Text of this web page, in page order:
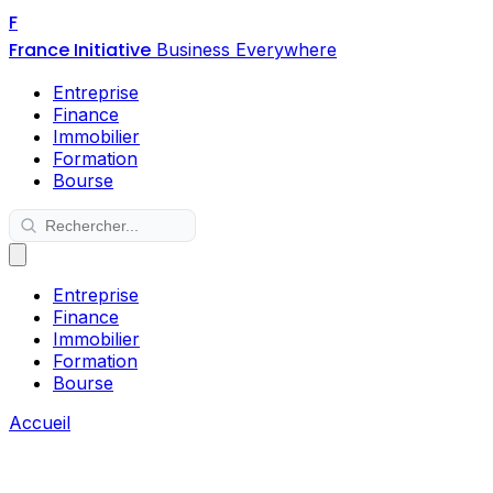
F
France Initiative Business Everywhere
Entreprise
Finance
Immobilier
Formation
Bourse
Entreprise
Finance
Immobilier
Formation
Bourse
Accueil